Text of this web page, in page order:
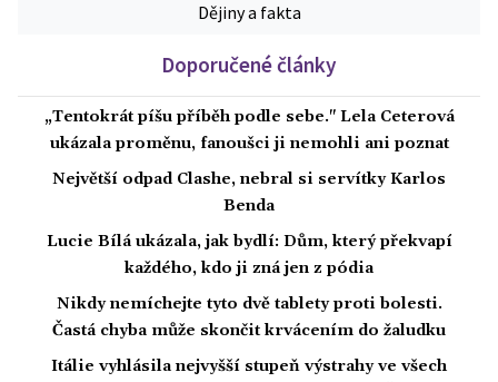
Dějiny a fakta
Doporučené články
„Tentokrát píšu příběh podle sebe." Lela Ceterová
ukázala proměnu, fanoušci ji nemohli ani poznat
Největší odpad Clashe, nebral si servítky Karlos
Benda
Lucie Bílá ukázala, jak bydlí: Dům, který překvapí
každého, kdo ji zná jen z pódia
Nikdy nemíchejte tyto dvě tablety proti bolesti.
Častá chyba může skončit krvácením do žaludku
Itálie vyhlásila nejvyšší stupeň výstrahy ve všech